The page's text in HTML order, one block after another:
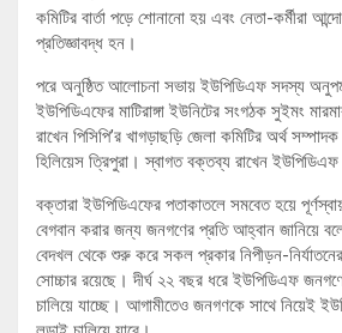
কমিটির বার্তা পড়ে শোনানো হয় এবং নেতা-কর্মীরা
প্রতিজ্ঞাবদ্ধ হন।
পরে অনুষ্ঠিত আলোচনা সভায় ইউপিডিএফ সদস্য অনুপম
ইউপিডিএফের মাটিরাঙ্গা ইউনিটের সংগঠক সুইমং
রাখেন পিসিপি’র খাগড়াছড়ি জেলা কমিটির অর্থ
হিলিয়েস ত্রিপুরা। স্বাগত বক্তব্য রাখেন
বক্তারা ইউপিডিএফের পতাকাতলে সমবেত হয়ে
বেগবান করার জন্য জনগণের প্রতি আহ্বান জানিয়ে
বেদখল থেকে শুরু করে সকল প্রকার নিপীড়ন-
সোচ্চার রয়েছে। দীর্ঘ ২২ বছর ধরে ইউপিডিএফ
চালিয়ে যাচ্ছে। আগামীতেও জনগণকে সাথে নিয়েই